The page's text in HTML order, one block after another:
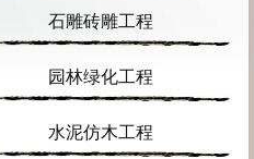
石雕砖雕工程
园林绿化工程
水泥仿木工程